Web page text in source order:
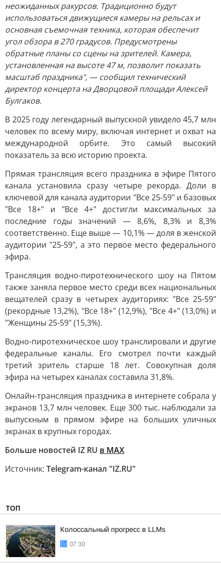
неожиданных ракурсов. Традиционно будут
использоваться движущиеся камеры на рельсах и
основная съемочная техника, которая обеспечит
угол обзора в 270 градусов. Предусмотрены
обратные планы со сцены на зрителей. Камера,
установленная на высоте 47 м, позволит показать
масштаб праздника", — сообщил технический
директор концерта на Дворцовой площади Алексей
Булгаков.
В 2025 году легендарный выпускной увидело 45,7 млн
человек по всему миру, включая интернет и охват на
международной орбите. Это самый высокий
показатель за всю историю проекта.
Прямая трансляция всего праздника в эфире Пятого
канала установила сразу четыре рекорда. Доли в
ключевой для канала аудитории "Все 25-59" и базовых
"Все 18+" и "Все 4+" достигли максимальных за
последние годы значений — 8,6%, 8,3% и 8,3%
соответственно. Еще выше — 10,1% — доля в женской
аудитории "25-59", а это первое место федерального
эфира.
Трансляция водно-пиротехнического шоу на Пятом
также заняла первое место среди всех национальных
вещателей сразу в четырех аудиториях: "Все 25-59"
(рекордные 13,2%), "Все 18+" (12,9%), "Все 4+" (13,0%) и
"Женщины 25-59" (15,3%).
Водно-пиротехническое шоу транслировали и другие
федеральные каналы. Его смотрел почти каждый
третий зритель старше 18 лет. Совокупная доля
эфира на четырех каналах составила 31,8%.
Онлайн-трансляция праздника в интернете собрала у
экранов 13,7 млн человек. Еще 300 тыс. наблюдали за
выпускным в прямом эфире на больших уличных
экранах в крупных городах.
Больше новостей IZ RU в MAX
Источник: Telegram-канал "IZ.RU"
ТОП
Колоссальный прогресс в LLMs
07:30